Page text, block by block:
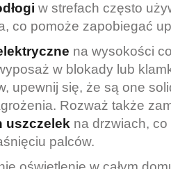
w strefach często
co pomoże zapobiegać
na wysokości
w blokady lub
upewnij się, że są one
Rozważ także
uszczelek na drzwiach,
palców.